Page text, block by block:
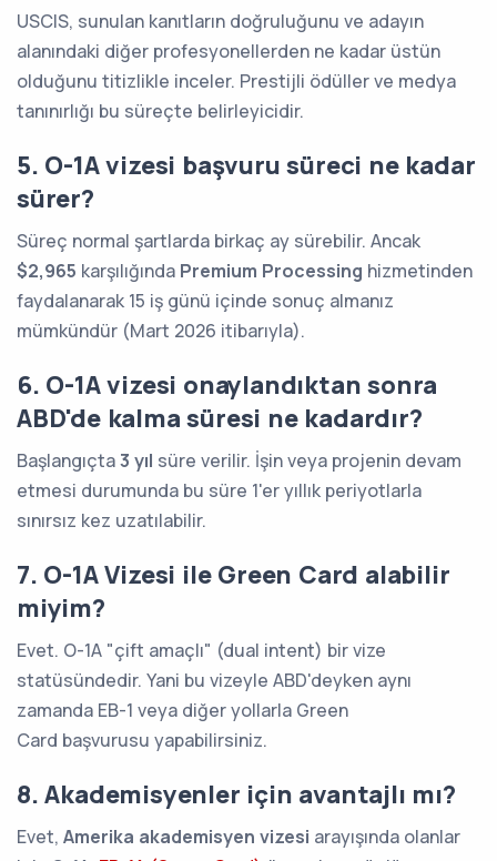
USCIS, sunulan kanıtların doğruluğunu ve adayın
alanındaki diğer profesyonellerden ne kadar üstün
olduğunu titizlikle inceler. Prestijli ödüller ve medya
tanınırlığı bu süreçte belirleyicidir.
5. O-1A vizesi başvuru süreci ne kadar
sürer?
Süreç normal şartlarda birkaç ay sürebilir. Ancak
$2,965 karşılığında Premium Processing hizmetinden
faydalanarak 15 iş günü içinde sonuç almanız
mümkündür (Mart 2026 itibarıyla).
6. O-1A vizesi onaylandıktan sonra
ABD'de kalma süresi ne kadardır?
Başlangıçta3 yıl süre verilir. İşin veya projenin devam
etmesi durumunda bu süre 1'er yıllık periyotlarla
sınırsız kez uzatılabilir.
7. O-1A Vizesi ile Green Card alabilir
miyim?
Evet. O-1A "çift amaçlı" (dual intent) bir vize
statüsündedir. Yani bu vizeyle ABD'deyken aynı
zamanda EB-1 veya diğer yollarla Green
Card başvurusu yapabilirsiniz.
8. Akademisyenler için avantajlı mı?
Evet, Amerika akademisyen vizesi arayışında olanlar